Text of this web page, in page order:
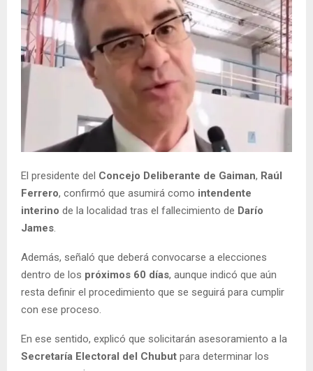
El presidente del Concejo Deliberante de Gaiman, Raúl
Ferrero, confirmó que asumirá como intendente
interino de la localidad tras el fallecimiento de Darío
James.
Además, señaló que deberá convocarse a elecciones
dentro de los próximos 60 días, aunque indicó que aún
resta definir el procedimiento que se seguirá para cumplir
con ese proceso.
En ese sentido, explicó que solicitarán asesoramiento a la
Secretaría Electoral del Chubut para determinar los